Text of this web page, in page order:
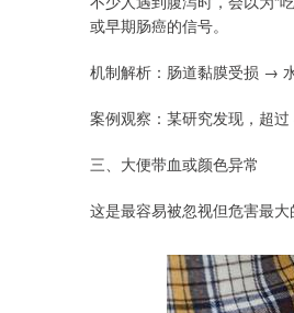
或早期肠癌的信号。
机制解析：肠道黏膜受损 →
案例观察：某研究发现，超
三、大便带血或颜色异常
这是最容易被忽视但危害最